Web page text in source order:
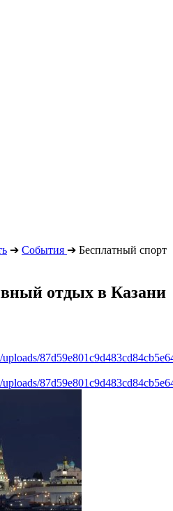
➔ События ➔ Бесплатный спорт
отдых в Казани